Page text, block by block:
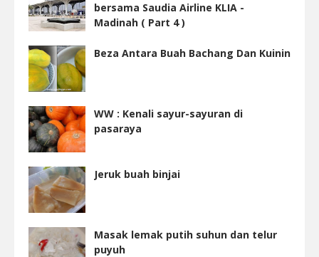
bersama Saudia Airline KLIA -
Madinah ( Part 4 )
Beza Antara Buah Bachang Dan Kuinin
WW : Kenali sayur-sayuran di
pasaraya
Jeruk buah binjai
Masak lemak putih suhun dan telur
puyuh